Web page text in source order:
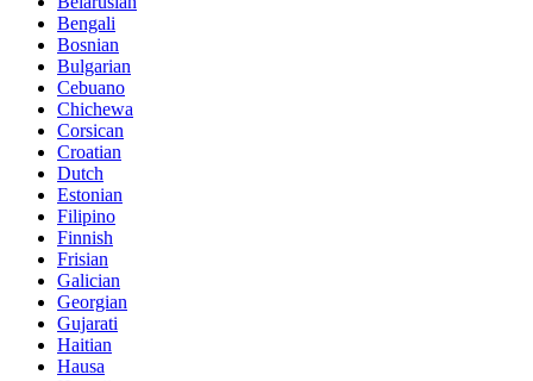
Bengali
Bosnian
Bulgarian
Cebuano
Chichewa
Corsican
Croatian
Dutch
Estonian
Filipino
Finnish
Frisian
Galician
Georgian
Gujarati
Haitian
Hausa